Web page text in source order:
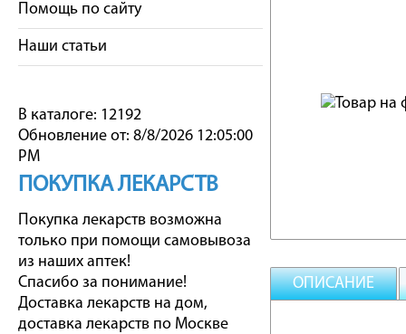
Помощь по сайту
Наши статьи
В каталоге: 12192
Обновление от: 8/8/2026 12:05:00
PM
ПОКУПКА ЛЕКАРСТВ
Покупка лекарств возможна
только при помощи самовывоза
из наших аптек!
Спасибо за понимание!
Доставка лекарств на дом,
доставка лекарств по Москве
ОПИСАНИЕ